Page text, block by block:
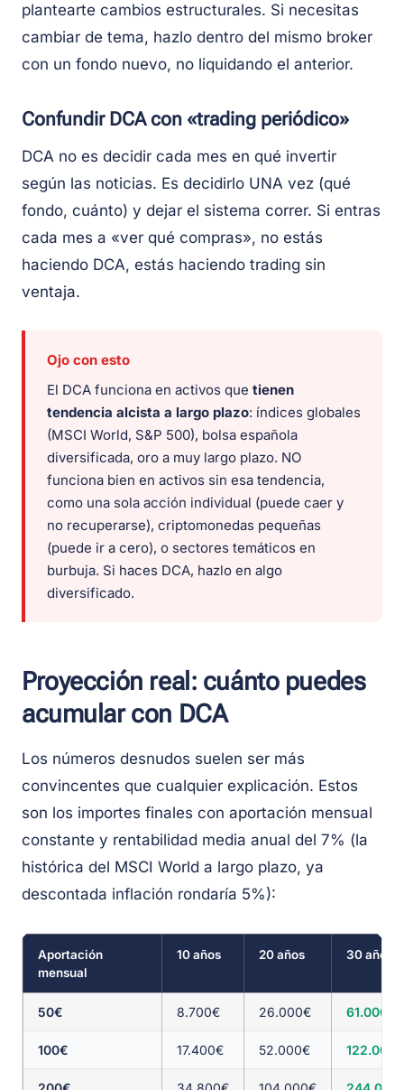
plantearte cambios estructurales. Si necesitas
cambiar de tema, hazlo dentro del mismo broker
con un fondo nuevo, no liquidando el anterior.
Confundir DCA con «trading periódico»
DCA no es decidir cada mes en qué invertir
según las noticias. Es decidirlo UNA vez (qué
fondo, cuánto) y dejar el sistema correr. Si entras
cada mes a «ver qué compras», no estás
haciendo DCA, estás haciendo trading sin
ventaja.
Ojo con esto
El DCA funciona en activos que tienen
tendencia alcista a largo plazo: índices globales
(MSCI World, S&P 500), bolsa española
diversificada, oro a muy largo plazo. NO
funciona bien en activos sin esa tendencia,
como una sola acción individual (puede caer y
no recuperarse), criptomonedas pequeñas
(puede ir a cero), o sectores temáticos en
burbuja. Si haces DCA, hazlo en algo
diversificado.
Proyección real: cuánto puedes
acumular con DCA
Los números desnudos suelen ser más
convincentes que cualquier explicación. Estos
son los importes finales con aportación mensual
constante y rentabilidad media anual del 7% (la
histórica del MSCI World a largo plazo, ya
descontada inflación rondaría 5%):
Aportación
mensual
10 años 20 años 30 años
50€ 8.700€ 26.000€ 61.000€
100€ 17.400€ 52.000€ 122.000€